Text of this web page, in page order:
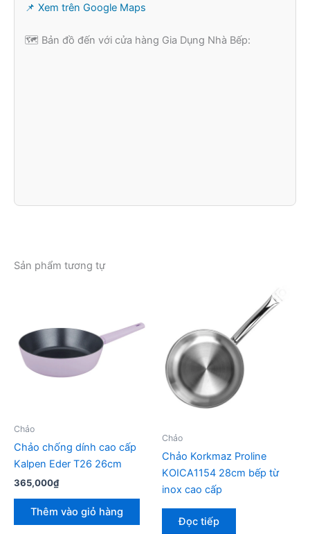
📌 Xem trên Google Maps
🗺️ Bản đồ đến với cửa hàng Gia Dụng Nhà Bếp:
Sản phẩm tương tự
Chảo
Chảo chống dính cao cấp
Kalpen Eder T26 26cm
365,000₫
Thêm vào giỏ hàng
Chảo
Chảo Korkmaz Proline
KOICA1154 28cm bếp từ
inox cao cấp
Đọc tiếp